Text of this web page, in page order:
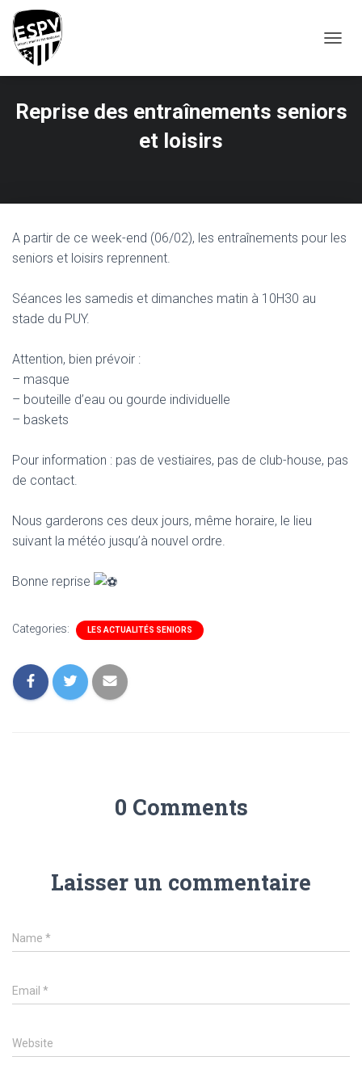
L
G
T
Reprise des entraînements seniors
et loisirs
A partir de ce week-end (06/02), les entraînements pour les
seniors et loisirs reprennent.
Séances les samedis et dimanches matin à 10H30 au
stade du PUY.
Attention, bien prévoir :
– masque
– bouteille d’eau ou gourde individuelle
– baskets
Pour information : pas de vestiaires, pas de club-house, pas
de contact.
Nous garderons ces deux jours, même horaire, le lieu
suivant la météo jusqu’à nouvel ordre.
Bonne reprise
Categories: LES ACTUALITÉS SENIORS
0 Comments
Laisser un commentaire
Name *
Email *
Website